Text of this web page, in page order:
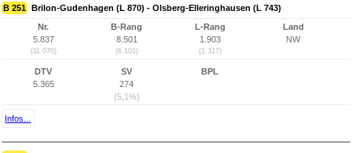
B 251 Brilon-Gudenhagen (L 870) - Olsberg-Elleringhausen (L 743)
Nr.
5.837
(11.076)
B-Rang
8.501
(6.101)
L-Rang
1.903
(1.317)
Land
NW
DTV
5.365
SV
274
(5,1%)
BPL
Infos...